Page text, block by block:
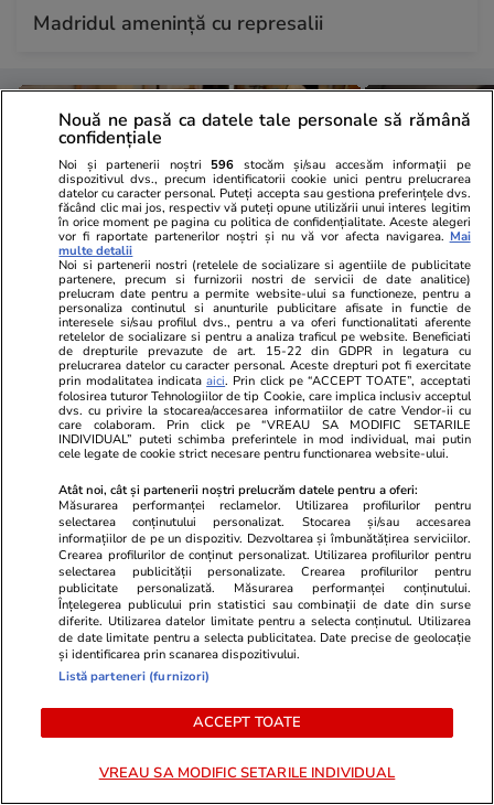
Madridul amenință cu represalii
Vacanțe și Cultură 18:46
Ce riscă turiștii care își fac provizii
de la micul-dejun din hotel.
Semnalul de alarmă tras de un
hotelier olandez: „Începe să arate
ca un camping”
Vacanțe și
Cum să
bebeluși și
complet
experți în
Horoscop 07 aug.
Horoscop 8 august 2026.
Fecioarele sunt pregătite să-și
asume o creștere mai lentă și
anumite limitări în schimbul
stabilității
Nouă ne pasă ca datele tale personale să rămână
confidențiale
Noi și partenerii noștri 596 stocăm și/sau accesăm informații pe
dispozitivul dvs., precum identificatorii cookie unici pentru prelucrarea
datelor cu caracter personal. Puteți accepta sau gestiona preferințele dvs.
făcând clic mai jos, respectiv vă puteți opune utilizării unui interes legitim
în orice moment pe pagina cu politica de confidențialitate. Aceste alegeri
vor fi raportate partenerilor noștri și nu vă vor afecta navigarea. Mai
multe detalii
Noi si partenerii nostri (retelele de socializare si agentiile de publicitate
partenere, precum si furnizorii nostri de servicii de date analitice)
prelucram date pentru a permite website-ului sa functioneze, pentru a
personaliza continutul si anunturile publicitare afisate in functie de
interesele si/sau profilul dvs., pentru a va oferi functionalitati aferente
retelelor de socializare si pentru a analiza traficul pe website. Beneficiati
de drepturile prevazute de art. 15-22 din GDPR in legatura cu
prelucrarea datelor cu caracter personal. Aceste drepturi pot fi exercitate
prin modalitatea indicataaici. Prin click pe “ACCEPT TOATE”, acceptati
folosirea tuturor Tehnologiilor de tip Cookie, care implica inclusiv acceptul
dvs. cu privire la stocarea/accesarea informatiilor de catre Vendor-ii cu
care colaboram. Prin click pe “VREAU SA MODIFIC SETARILE
INDIVIDUAL” puteti schimba preferintele in mod individual, mai putin
cele legate de cookie strict necesare pentru functionarea website-ului.
Atât noi, cât și partenerii noștri prelucrăm datele pentru a oferi:
Măsurarea performanței reclamelor. Utilizarea profilurilor pentru
selectarea conținutului personalizat. Stocarea și/sau accesarea
informațiilor de pe un dispozitiv. Dezvoltarea și îmbunătățirea serviciilor.
Crearea profilurilor de conținut personalizat. Utilizarea profilurilor pentru
selectarea publicității personalizate. Crearea profilurilor pentru
publicitate personalizată. Măsurarea performanței conținutului.
Înțelegerea publicului prin statistici sau combinații de date din surse
diferite. Utilizarea datelor limitate pentru a selecta conținutul. Utilizarea
de date limitate pentru a selecta publicitatea. Date precise de geolocație
și identificarea prin scanarea dispozitivului.
Listă parteneri (furnizori)
ACCEPT TOATE
VREAU SA MODIFIC SETARILE INDIVIDUAL